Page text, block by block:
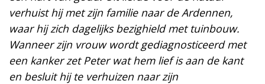
verhuist hij met zijn familie naar de Ardennen,
waar hij zich dagelijks bezighield met tuinbouw.
Wanneer zijn vrouw wordt gediagnosticeerd met
een kanker zet Peter wat hem lief is aan de kant
en besluit hij te verhuizen naar zijn